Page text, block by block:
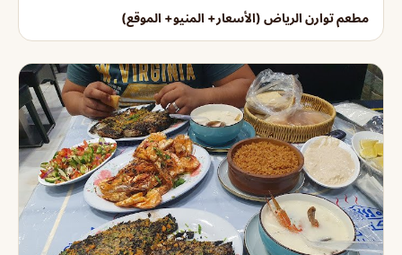
مطعم توارن الرياض (الأسعار+ المنيو+ الموقع)